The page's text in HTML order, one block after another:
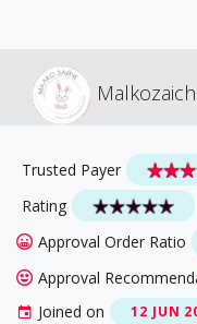
Trusted Payer
Rating
Approval Order Ratio
Approval
Joined on
12 JUN